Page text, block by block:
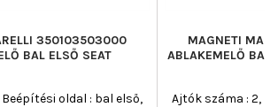
350103503000
BAL ELSŐ SEAT
oldal : bal első,
MAGNETI
ABLAKEMELŐ BAL
Ajtók száma : 2,